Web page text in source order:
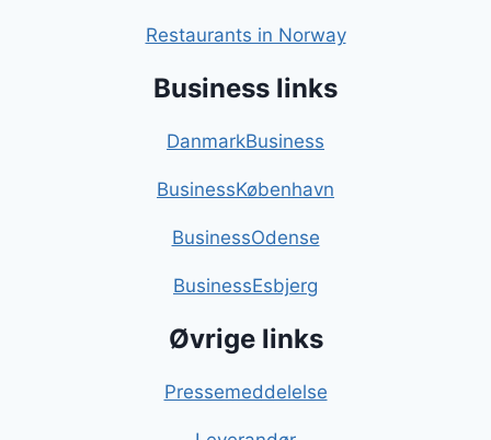
Restaurants in Norway
Business links
DanmarkBusiness
BusinessKøbenhavn
BusinessOdense
BusinessEsbjerg
Øvrige links
Pressemeddelelse